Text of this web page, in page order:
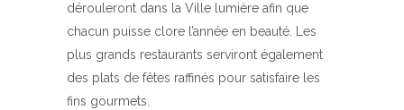
dérouleront dans la Ville lumière afin que
chacun puisse clore l’année en beauté. Les
plus grands restaurants serviront également
des plats de fêtes raffinés pour satisfaire les
fins gourmets.